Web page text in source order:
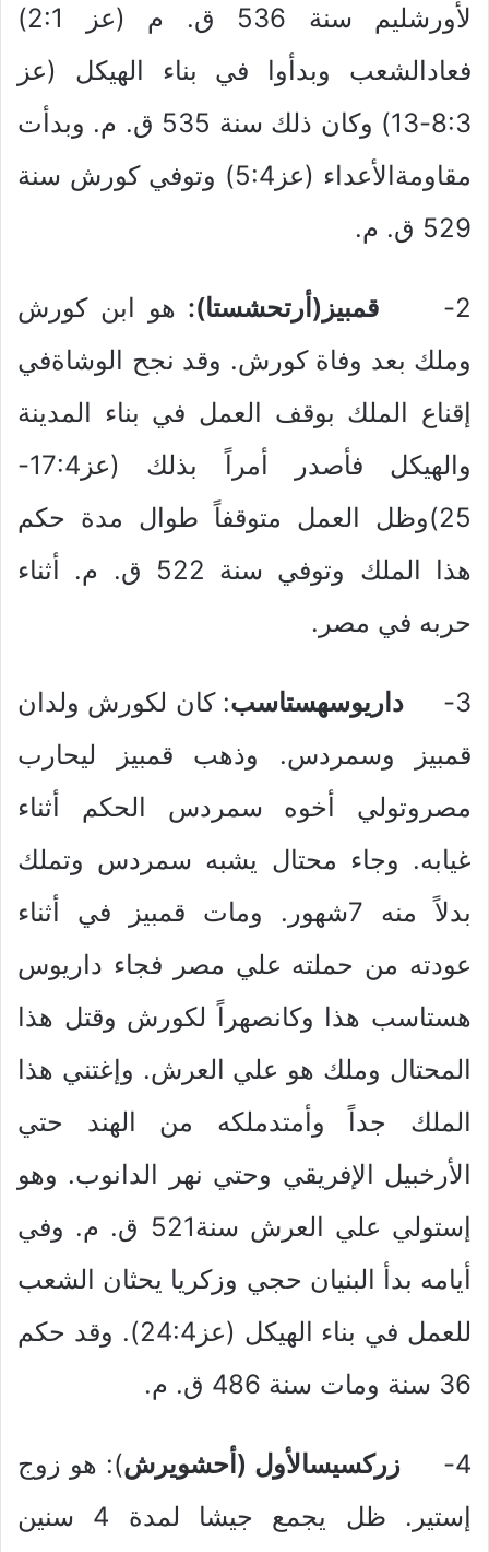
لأورشليم سنة 536 ق. م (عز 2:1)
فعادالشعب وبدأوا في بناء الهيكل (عز
8:3-13) وكان ذلك سنة 535 ق. م. وبدأت
مقاومةالأعداء (عز5:4) وتوفي كورش سنة
529 ق. م.
2- قمبيز(أرتحشستا): هو ابن كورش
وملك بعد وفاة كورش. وقد نجح الوشاةفي
إقناع الملك بوقف العمل في بناء المدينة
والهيكل فأصدر أمراً بذلك (عز17:4-
25)وظل العمل متوقفاً طوال مدة حكم
هذا الملك وتوفي سنة 522 ق. م. أثناء
حربه في مصر.
3- داريوسهستاسب: كان لكورش ولدان
قمبيز وسمردس. وذهب قمبيز ليحارب
مصروتولي أخوه سمردس الحكم أثناء
غيابه. وجاء محتال يشبه سمردس وتملك
بدلاً منه 7شهور. ومات قمبيز في أثناء
عودته من حملته علي مصر فجاء داريوس
هستاسب هذا وكانصهراً لكورش وقتل هذا
المحتال وملك هو علي العرش. وإغتني هذا
الملك جداً وأمتدملكه من الهند حتي
الأرخبيل الإفريقي وحتي نهر الدانوب. وهو
إستولي علي العرش سنة521 ق. م. وفي
أيامه بدأ البنيان حجي وزكريا يحثان الشعب
للعمل في بناء الهيكل (عز24:4). وقد حكم
36 سنة ومات سنة 486 ق. م.
4- زركسيسالأول (أحشويرش): هو زوج
إستير. ظل يجمع جيشا لمدة 4 سنين